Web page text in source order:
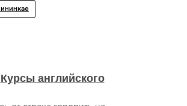
Курсы английского